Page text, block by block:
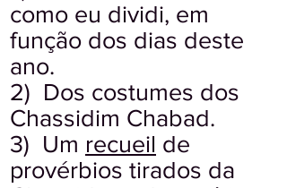
como eu dividi, em
função dos dias deste
ano.
2) Dos costumes dos
Chassidim Chabad.
3) Um recueil de
provérbios tirados da